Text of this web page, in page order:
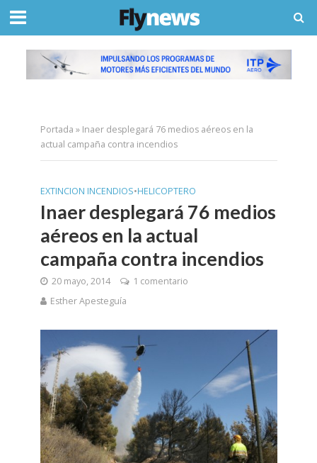
Portada » Inaer desplegará 76 medios aéreos en la
actual campaña contra incendios
EXTINCION INCENDIOS•HELICOPTERO
Inaer desplegará 76 medios
aéreos en la actual
campaña contra incendios
20 mayo, 2014
1 comentario
Esther Apesteguía